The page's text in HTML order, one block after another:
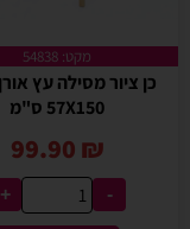
מקט: 54838
כן ציור מסילה עץ
57X150 ס"מ
99.90 ₪
-
+